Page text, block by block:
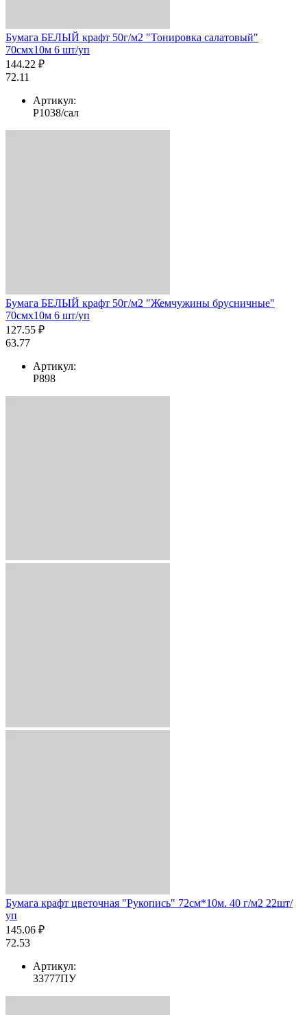
Бумага БЕЛЫЙ крафт 50г/м2 "Тонировка салатовый"
70смх10м 6 шт/уп
144.22 ₽
72.11
Артикул:
Р1038/сал
Бумага БЕЛЫЙ крафт 50г/м2 "Жемчужины брусничные"
70смх10м 6 шт/уп
127.55 ₽
63.77
Артикул:
Р898
Бумага крафт цветочная "Рукопись" 72см*10м. 40 г/м2 22шт/
уп
145.06 ₽
72.53
Артикул:
33777ПУ